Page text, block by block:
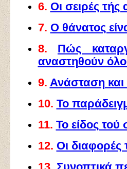
6. Οι σειρές
7. Ο θάνατος
8. Πώς
αναστηθούν
9. Ανάσταση και
10. Το
11. Το είδος
12. Οι